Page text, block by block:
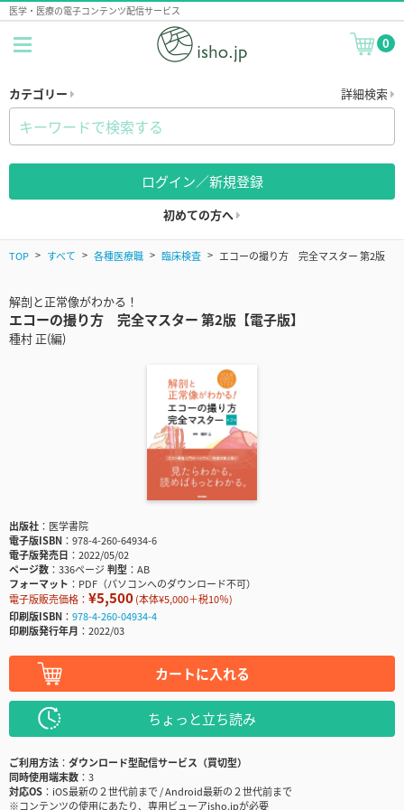
医学・医療の電子コンテンツ配信サービス
0
カテゴリー 詳細検索
ログイン／新規登録
初めての方へ
TOP すべて 各種医療職 臨床検査 エコーの撮り方 完全マスター 第2版
解剖と正常像がわかる！
エコーの撮り方 完全マスター 第2版【電子版】
種村 正(編)
出版社
医学書院
電子版ISBN
978-4-260-64934-6
電子版発売日
2022/05/02
ページ数
336ページ判型
AB
フォーマット
PDF（パソコンへのダウンロード不可）
電子版販売価格： ¥5,500(本体¥5,000＋税10％)
印刷版ISBN
978-4-260-04934-4
印刷版発行年月
2022/03
カートに入れる
ちょっと立ち読み
ご利用方法
ダウンロード型配信サービス（買切型）
同時使用端末数
3
対応OS
iOS最新の２世代前まで / Android最新の２世代前まで
※コンテンツの使用にあたり、専用ビューアisho.jpが必要